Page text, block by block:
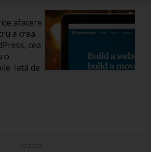
afacere
a crea
cea
o
Iată de